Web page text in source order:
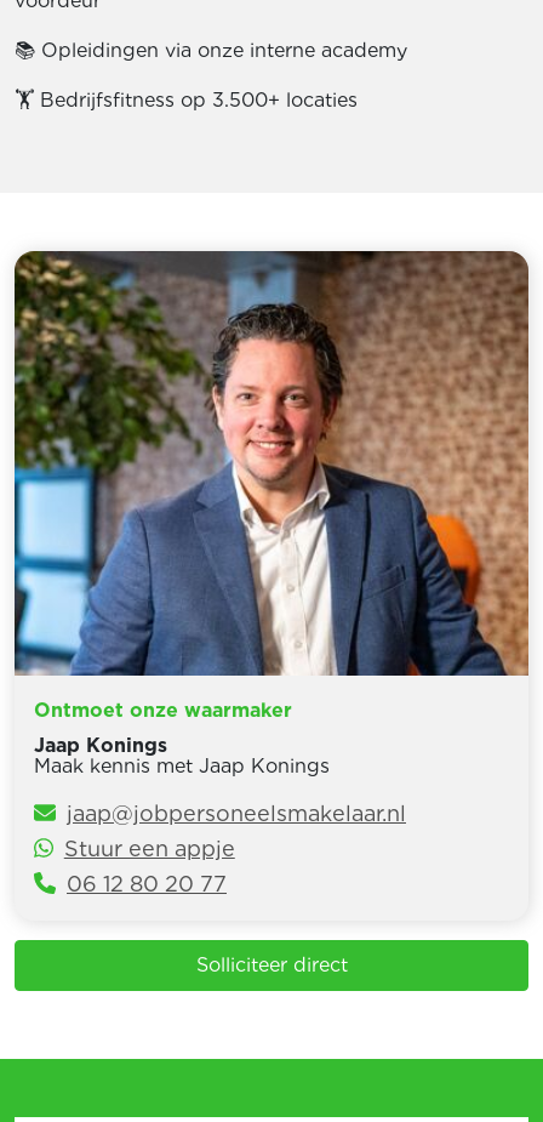
📚 Opleidingen via onze interne academy
🏋 Bedrijfsfitness op 3.500+ locaties
Ontmoet onze waarmaker
Jaap Konings
Maak kennis met Jaap Konings
jaap@jobpersoneelsmakelaar.nl
Stuur een appje
06 12 80 20 77
Solliciteer direct